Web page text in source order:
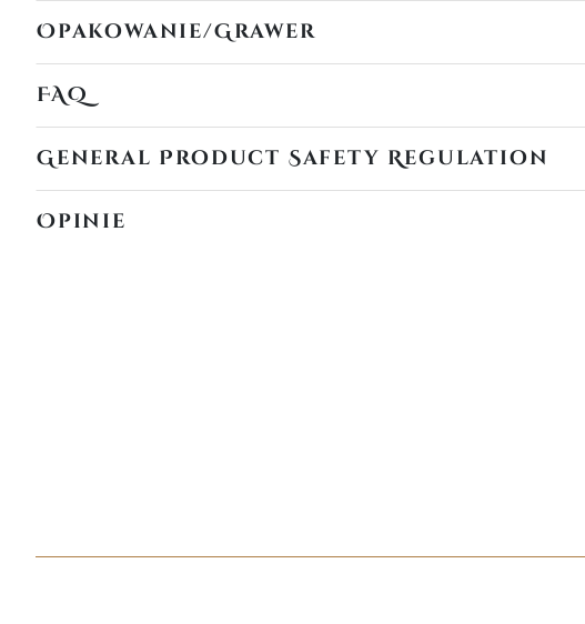
Opakowanie/Grawer
FAQ
General Product Safety Regulation
Opinie